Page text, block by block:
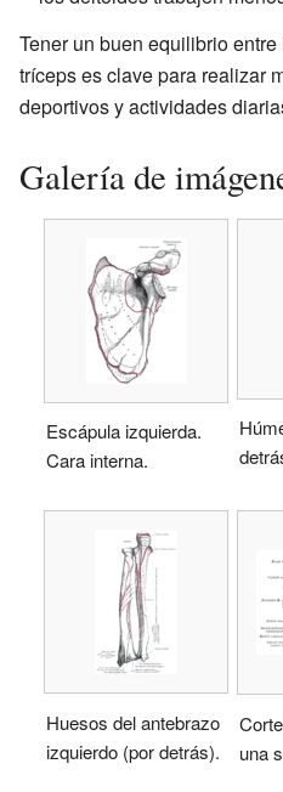
Tener un buen equilibrio
tríceps es clave para realizar
deportivos y actividades
Galería de
Escápula izquierda.
Cara interna.
Huesos del antebrazo
izquierdo (por detrás).
una